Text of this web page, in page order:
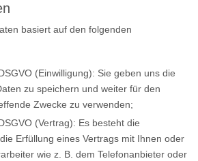
basiert auf den folgenden
(Einwilligung): Sie geben uns die
zu speichern und weiter für den
Zwecke zu verwenden;
(Vertrag): Es besteht die
Erfüllung eines Vertrags mit Ihnen oder
wie z. B. dem Telefonanbieter oder